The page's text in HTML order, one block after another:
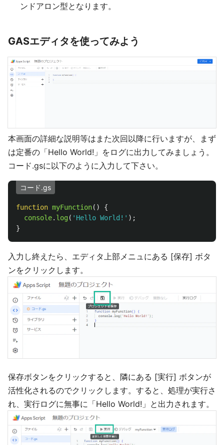
ンドアロン型となります。
GASエディタを使ってみよう
本画面の詳細な説明等はまた次回以降に行いますが、まず
は定番の「Hello World!」をログに出力してみましょう。
コード.gsに以下のように入力して下さい。
コード.gs
function myFunction()
{
console. log( ' Hello World! ' );
}
入力し終えたら、エディタ上部メニュにある [保存] ボタ
ンをクリックします。
保存ボタンをクリックすると、隣にある [実行] ボタンが
活性化されるのでクリックします。すると、処理が実行さ
れ、実行ログに無事に「Hello World!」と出力されます。